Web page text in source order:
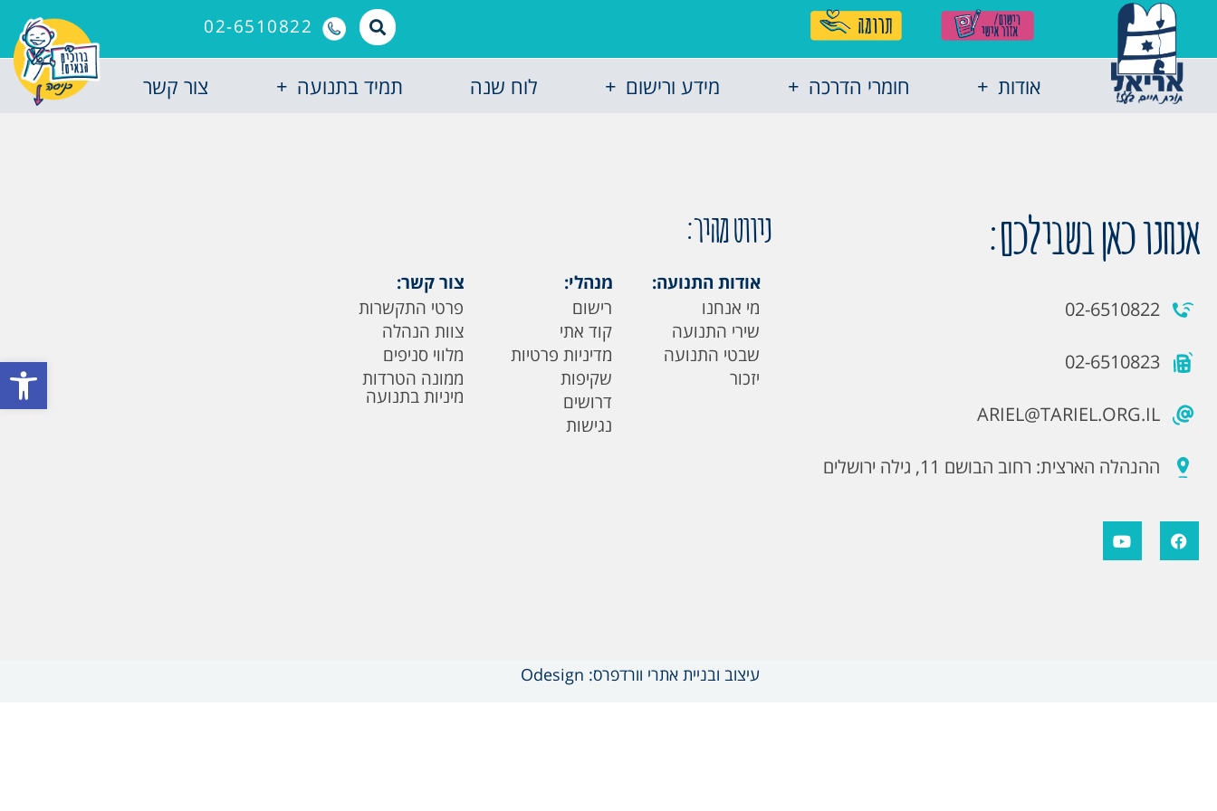
פתח
02-6510822
אודות חומרי הדרכה מידע ורישום לוח שנה תמיד בתנועה צור קשר
אנחנו כאן בשבילכם:
02-6510822
02-6510823
ARIEL@TARIEL.ORG.IL
ההנהלה הארצית: רחוב הבושם 11, גילה ירושלים
ניווט מהיר:
אודות התנועה:
מי אנחנו
שירי התנועה
שבטי התנועה
יזכור
מנהלי:
רישום
קוד אתי
מדיניות פרטיות
שקיפות
דרושים
נגישות
צור קשר:
פרטי התקשרות
צוות הנהלה
מלווי סניפים
ממונה הטרדות
מיניות בתנועה
עיצוב ובניית אתרי וורדפרס: Odesign